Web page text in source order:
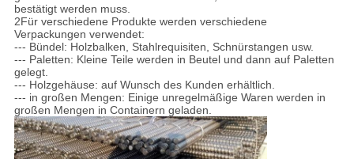
bestätigt werden muss.
2Für verschiedene Produkte werden verschiedene
Verpackungen verwendet:
--- Bündel: Holzbalken, Stahlrequisiten, Schnürstangen usw.
--- Paletten: Kleine Teile werden in Beutel und dann auf Paletten
gelegt.
--- Holzgehäuse: auf Wunsch des Kunden erhältlich.
--- in großen Mengen: Einige unregelmäßige Waren werden in
großen Mengen in Containern geladen.